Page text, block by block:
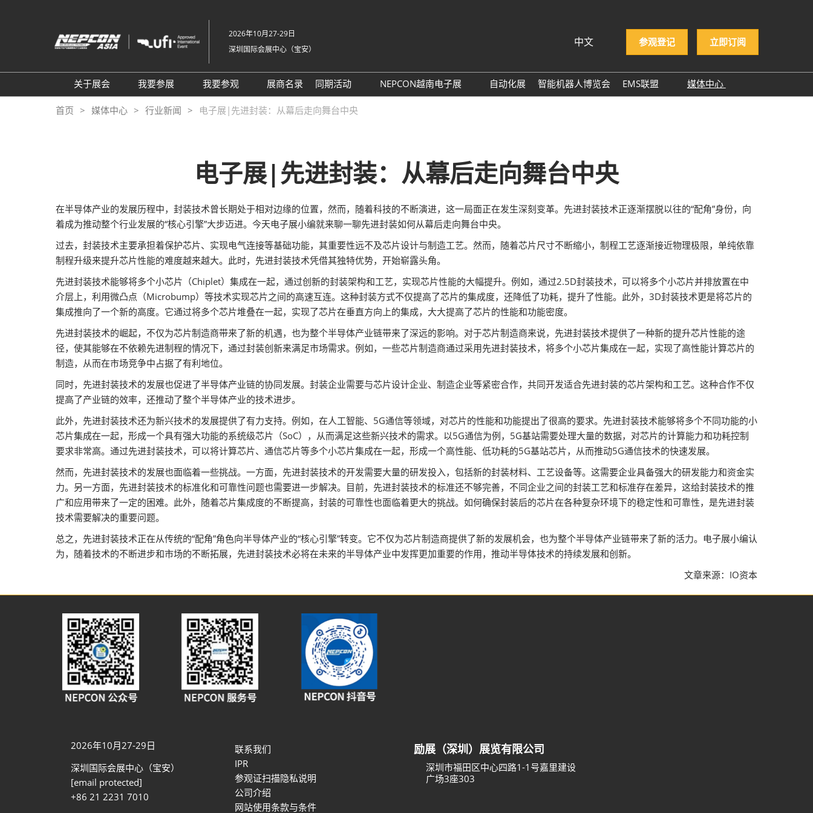
跳
转
容
2026年10月27-29日
深圳国际会展中心（宝安）
中文
English
Tiếng Việt
参观登记 立即订阅
关于展会
组织架构
2026 NEPCON越南站
范区
同期展会VisionChina 深圳机
器视觉展
同期展会 AWC
智慧会刊
我要参展
参展申请
我要参观
参观登记
组团参观
商务配对服务
观众增值服务
展商名录
同期活动
NEPCON ASIA 2025同期活
AI眼镜拆解区2025回顾
英国-深圳创新工作坊
NEPCON越南电子展
自动化展 智能机器人博览会
EMS联盟
媒体中心
合作媒体
首页 媒体中心 行业新闻 电子展|先进封装：从幕后走向舞台中央
电子展|先进封装：从幕后走向舞台中央
在半导体产业的发展历程中，封装技术曾长期处于相对边缘的位置，然而，随着科技的不断演进，这一局面正在发生深刻变革。先进封装技术正逐渐摆脱以往的“配角”身份，向
着成为推动整个行业发展的“核心引擎”大步迈进。今天电子展小编就来聊一聊先进封装如何从幕后走向舞台中央。
过去，封装技术主要承担着保护芯片、实现电气连接等基础功能，其重要性远不及芯片设计与制造工艺。然而，随着芯片尺寸不断缩小，制程工艺逐渐接近物理极限，单纯依靠
制程升级来提升芯片性能的难度越来越大。此时，先进封装技术凭借其独特优势，开始崭露头角。
先进封装技术能够将多个小芯片（Chiplet）集成在一起，通过创新的封装架构和工艺，实现芯片性能的大幅提升。例如，通过2.5D封装技术，可以将多个小芯片并排放置在中
介层上，利用微凸点（Microbump）等技术实现芯片之间的高速互连。这种封装方式不仅提高了芯片的集成度，还降低了功耗，提升了性能。此外，3D封装技术更是将芯片的
集成推向了一个新的高度。它通过将多个芯片堆叠在一起，实现了芯片在垂直方向上的集成，大大提高了芯片的性能和功能密度。
先进封装技术的崛起，不仅为芯片制造商带来了新的机遇，也为整个半导体产业链带来了深远的影响。对于芯片制造商来说，先进封装技术提供了一种新的提升芯片性能的途
径，使其能够在不依赖先进制程的情况下，通过封装创新来满足市场需求。例如，一些芯片制造商通过采用先进封装技术，将多个小芯片集成在一起，实现了高性能计算芯片的
制造，从而在市场竞争中占据了有利地位。
同时，先进封装技术的发展也促进了半导体产业链的协同发展。封装企业需要与芯片设计企业、制造企业等紧密合作，共同开发适合先进封装的芯片架构和工艺。这种合作不仅
提高了产业链的效率，还推动了整个半导体产业的技术进步。
此外，先进封装技术还为新兴技术的发展提供了有力支持。例如，在人工智能、5G通信等领域，对芯片的性能和功能提出了很高的要求。先进封装技术能够将多个不同功能的小
芯片集成在一起，形成一个具有强大功能的系统级芯片（SoC），从而满足这些新兴技术的需求。以5G通信为例，5G基站需要处理大量的数据，对芯片的计算能力和功耗控制
要求非常高。通过先进封装技术，可以将计算芯片、通信芯片等多个小芯片集成在一起，形成一个高性能、低功耗的5G基站芯片，从而推动5G通信技术的快速发展。
然而，先进封装技术的发展也面临着一些挑战。一方面，先进封装技术的开发需要大量的研发投入，包括新的封装材料、工艺设备等。这需要企业具备强大的研发能力和资金实
力。另一方面，先进封装技术的标准化和可靠性问题也需要进一步解决。目前，先进封装技术的标准还不够完善，不同企业之间的封装工艺和标准存在差异，这给封装技术的推
广和应用带来了一定的困难。此外，随着芯片集成度的不断提高，封装的可靠性也面临着更大的挑战。如何确保封装后的芯片在各种复杂环境下的稳定性和可靠性，是先进封装
技术需要解决的重要问题。
总之，先进封装技术正在从传统的“配角”角色向半导体产业的“核心引擎”转变。它不仅为芯片制造商提供了新的发展机会，也为整个半导体产业链带来了新的活力。电子展小编认
为，随着技术的不断进步和市场的不断拓展，先进封装技术必将在未来的半导体产业中发挥更加重要的作用，推动半导体技术的持续发展和创新。
文章来源：IO资本
2026年10月27-29日
深圳国际会展中心（宝安）
[email protected]
+86 21 2231 7010
联系我们
IPR
参观证扫描隐私说明
公司介绍
网站使用条款与条件
励展（深圳）展览有限公司
深圳市福田区中心四路1-1号嘉里建设
广场3座303